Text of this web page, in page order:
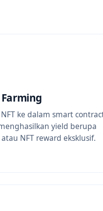
Farming
ke dalam smart
yield berupa
NFT reward eksklusif.